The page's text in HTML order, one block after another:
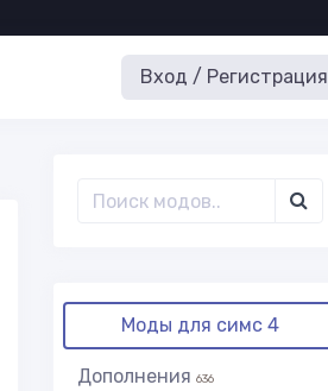
Вход / Регистрация
Моды для симс 4
Дополнения 636